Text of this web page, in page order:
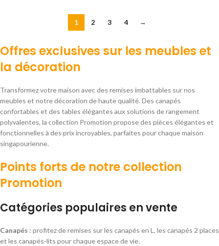
1 2 3 4 →
Offres exclusives sur les meubles et
la décoration
Transformez votre maison avec des remises imbattables sur nos
meubles et notre décoration de haute qualité. Des canapés
confortables et des tables élégantes aux solutions de rangement
polyvalentes, la collection Promotion propose des pièces élégantes et
fonctionnelles à des prix incroyables, parfaites pour chaque maison
singapourienne.
Points forts de notre collection
Promotion
Catégories populaires en vente
Canapés : profitez de remises sur les canapés en L, les canapés 2 places
et les canapés-lits pour chaque espace de vie.